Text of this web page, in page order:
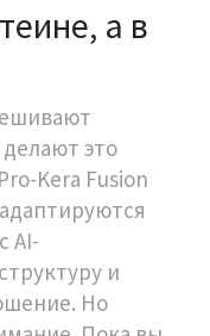
а в
это
Kera Fusion
AI-
и
Но